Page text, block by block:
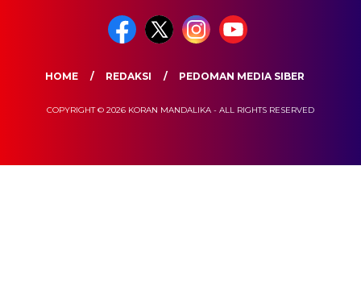
HOME REDAKSI PEDOMAN MEDIA SIBER
COPYRIGHT © 2026 KORAN MANDALIKA - ALL RIGHTS RESERVED